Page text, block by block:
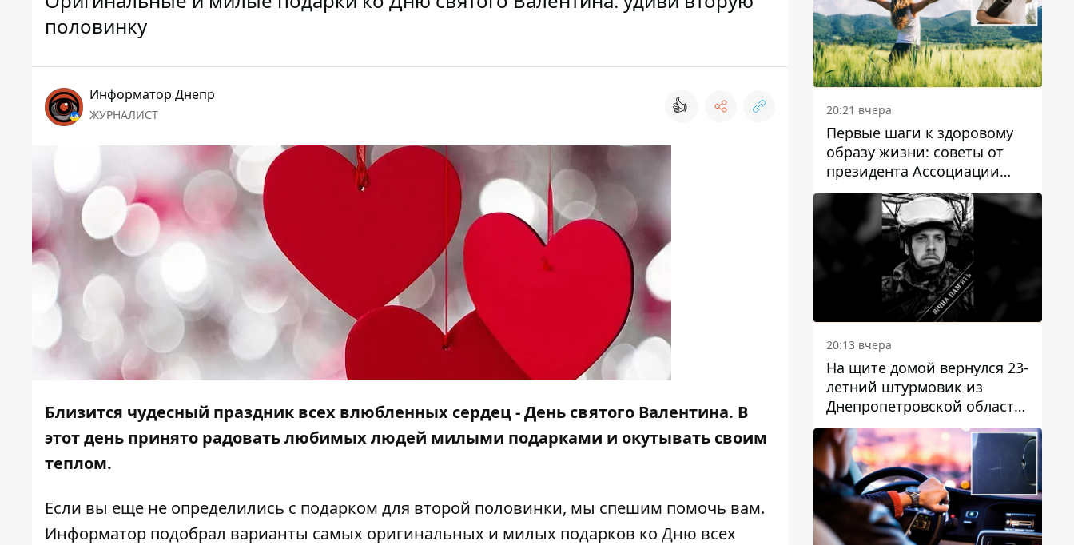
половинку
Информатор Днепр
ЖУРНАЛИСТ 👍
Близится чудесный праздник всех влюбленных сердец - День святого Валентина. В
этот день принято радовать любимых людей милыми подарками и окутывать своим
теплом.
Если вы еще не определились с подарком для второй половинки, мы спешим помочь вам.
Информатор подобрал варианты самых оригинальных и милых подарков ко Дню всех
20:21 вчера
Первые шаги к здоровому
образу жизни: советы от
президента Ассоциации
диетологов Украины
20:13 вчера
На щите домой вернулся 23-
летний штурмовик из
Днепропетровской области
Богдан Бескровный